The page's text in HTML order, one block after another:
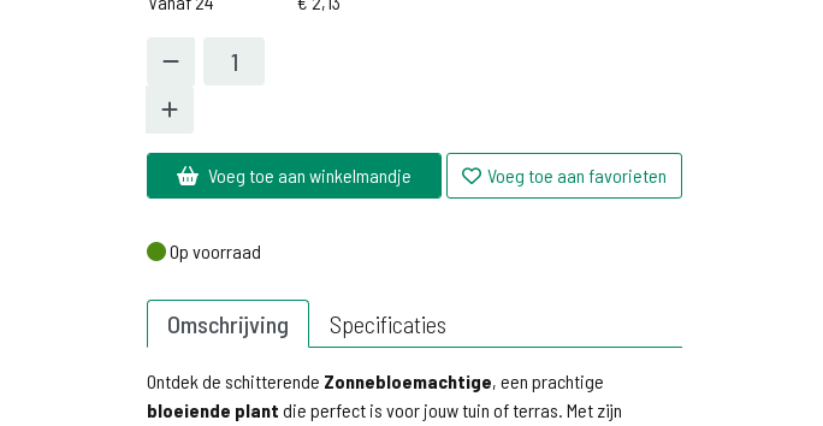
Voeg toe aan winkelmandje Voeg toe aan favorieten
Op voorraad
Op voorraad
Omschrijving Specificaties
Ontdek de schitterende Zonnebloemachtige, een prachtige
bloeiende plant die perfect is voor jouw tuin of terras. Met zijn